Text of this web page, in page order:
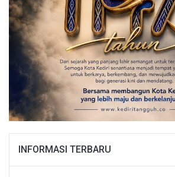
INFORMASI TERBARU